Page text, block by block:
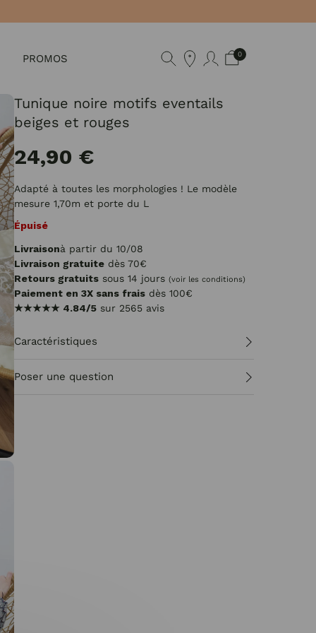
PROMOS 0
Tunique noire motifs eventails
beiges et rouges
24,90 €
Adapté à toutes les morphologies ! Le modèle
mesure 1,70m et porte du L
Épuisé
Livraisonà partir du 10/08
Livraison gratuite dès 70€
Retours gratuits sous 14 jours (voir les conditions)
Paiement en 3X sans frais dès 100€
★★★★★ 4.84/5 sur 2565 avis
Caractéristiques
Poser une question